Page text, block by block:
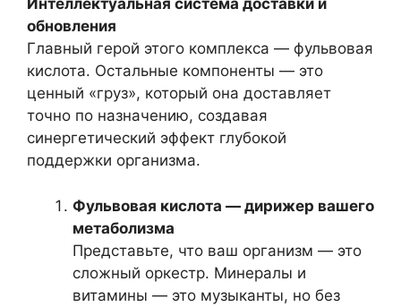
Интеллектуальная система доставки и
обновления
Главный герой этого комплекса — фульвовая
кислота. Остальные компоненты — это
ценный «груз», который она доставляет
точно по назначению, создавая
синергетический эффект глубокой
поддержки организма.
Фульвовая кислота — дирижер вашего
метаболизма
Представьте, что ваш организм — это
сложный оркестр. Минералы и
витамины — это музыканты, но без